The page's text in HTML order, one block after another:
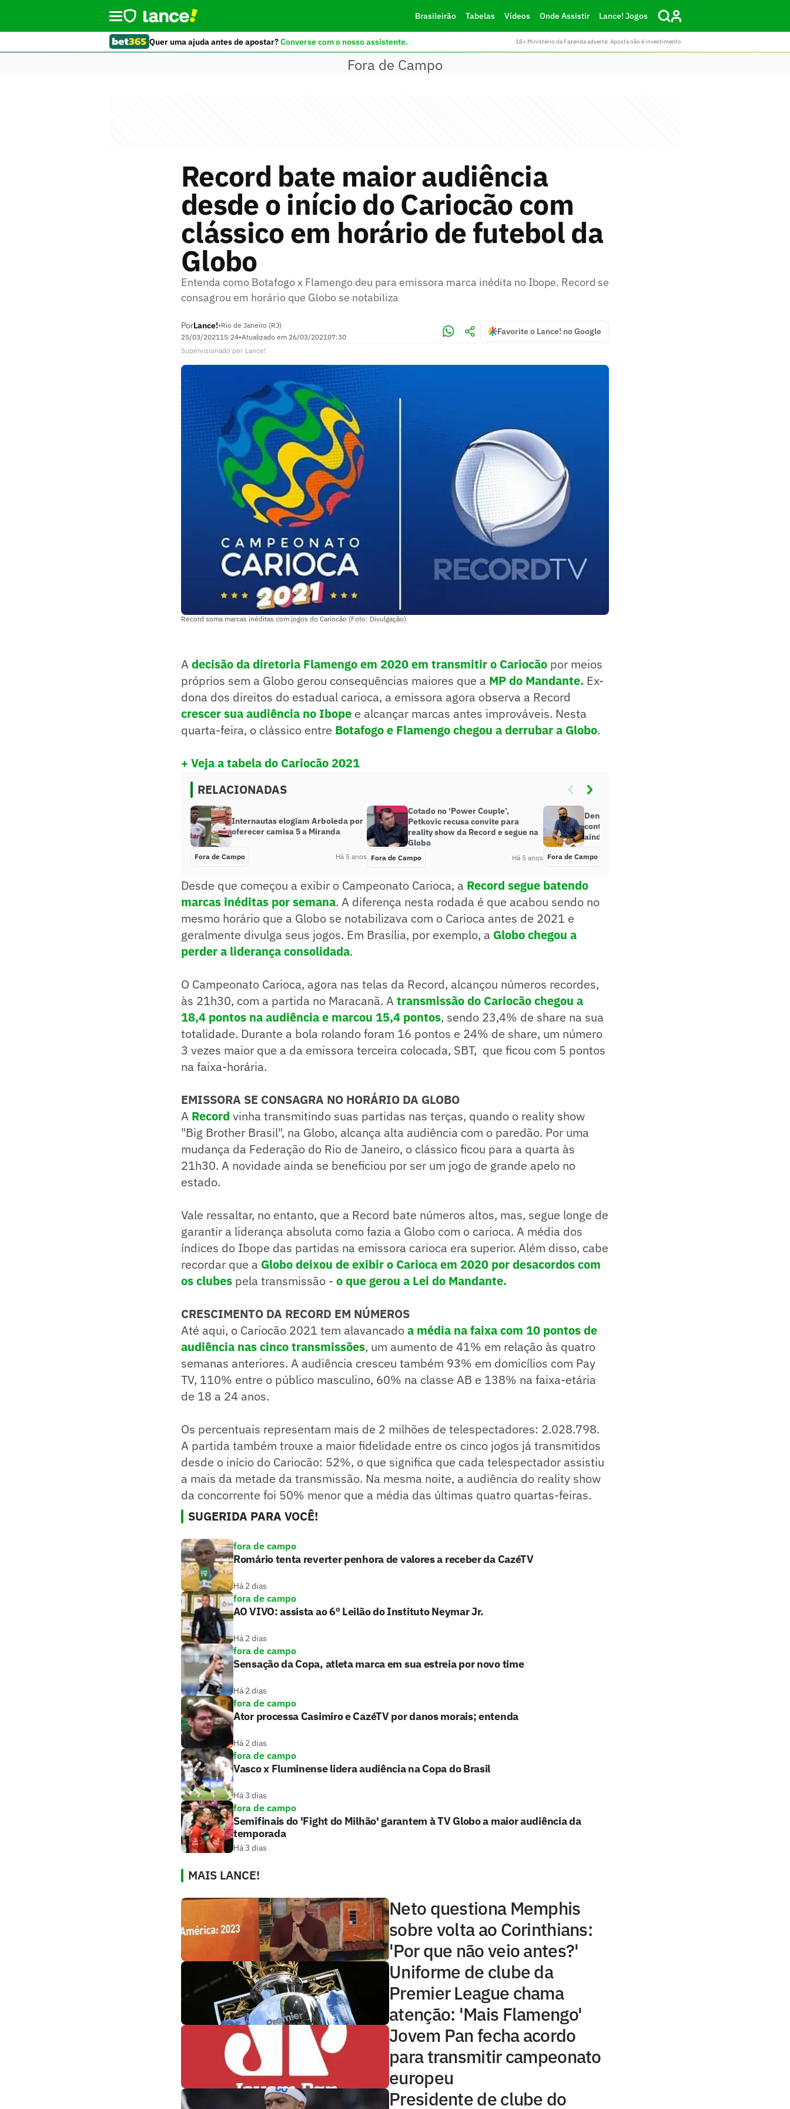
Brasileirão Tabelas Vídeos Onde Assistir Lance! Jogos
Quer uma ajuda antes de apostar?Converse com o nosso assistente. 18+ Ministério da Fazenda adverte: Aposta não é investimento
Fora de Campo
Record bate maior audiência
desde o início do Cariocão com
clássico em horário de futebol da
Globo
Entenda como Botafogo x Flamengo deu para emissora marca inédita no Ibope. Record se
consagrou em horário que Globo se notabiliza
PorLance!•Rio de Janeiro (RJ)
25/03/202115:24•Atualizado em 26/03/202107:30
Favorite o Lance! no Google
Supervisionado por Lance!
Record soma marcas inéditas com jogos do Cariocão (Foto: Divulgação)
Adecisão da diretoria Flamengo em 2020 em transmitir o Cariocão por meios
próprios sem a Globo gerou consequências maiores que a MP do Mandante. Ex-
dona dos direitos do estadual carioca, a emissora agora observa a Record
crescer sua audiência no Ibope e alcançar marcas antes improváveis. Nesta
quarta-feira, o clássico entre Botafogo e Flamengo chegou a derrubar a Globo.
+ Veja a tabela do Cariocão 2021
RELACIONADAS
Internautas elogiam Arboleda por
oferecer camisa 5 a Miranda
Fora de Campo Há 5 anos
Cotado no ‘Power Couple’,
Petkovic recusa convite para
reality show da Record e segue na
Globo
Fora de Campo Há 5 anos
Denilson comemora renovação de
contrato com a Band: ‘Crescer
ainda mais’
Fora de Campo
Desde que começou a exibir o Campeonato Carioca, a Record segue batendo
marcas inéditas por semana. A diferença nesta rodada é que acabou sendo no
mesmo horário que a Globo se notabilizava com o Carioca antes de 2021 e
geralmente divulga seus jogos. Em Brasília, por exemplo, a Globo chegou a
perder a liderança consolidada.
O Campeonato Carioca, agora nas telas da Record, alcançou números recordes,
às 21h30, com a partida no Maracanã. Atransmissão do Cariocão chegou a
18,4 pontos na audiência e marcou 15,4 pontos, sendo 23,4% de share na sua
totalidade. Durante a bola rolando foram 16 pontos e 24% de share, um número
3 vezes maior que a da emissora terceira colocada, SBT, que ficou com 5 pontos
na faixa-horária.
EMISSORA SE CONSAGRA NO HORÁRIO DA GLOBO
A Record vinha transmitindo suas partidas nas terças, quando o reality show
"Big Brother Brasil", na Globo, alcança alta audiência com o paredão. Por uma
mudança da Federação do Rio de Janeiro, o clássico ficou para a quarta às
21h30. A novidade ainda se beneficiou por ser um jogo de grande apelo no
estado.
Vale ressaltar, no entanto, que a Record bate números altos, mas, segue longe de
garantir a liderança absoluta como fazia a Globo com o carioca. A média dos
índices do Ibope das partidas na emissora carioca era superior. Além disso, cabe
recordar que a Globo deixou de exibir o Carioca em 2020 por desacordos com
os clubes pela transmissão - o que gerou a Lei do Mandante.
CRESCIMENTO DA RECORD EM NÚMEROS
Até aqui, o Cariocão 2021 tem alavancadoa média na faixa com 10 pontos de
audiência nas cinco transmissões, um aumento de 41% em relação às quatro
semanas anteriores. A audiência cresceu também 93% em domicílios com Pay
TV, 110% entre o público masculino, 60% na classe AB e 138% na faixa-etária
de 18 a 24 anos.
Os percentuais representam mais de 2 milhões de telespectadores: 2.028.798.
A partida também trouxe a maior fidelidade entre os cinco jogos já transmitidos
desde o início do Cariocão: 52%, o que significa que cada telespectador assistiu
a mais da metade da transmissão. Na mesma noite, a audiência do reality show
da concorrente foi 50% menor que a média das últimas quatro quartas-feiras.
SUGERIDA PARA VOCÊ!
fora de campo
Romário tenta reverter penhora de valores a receber da CazéTV
Há 2 dias
fora de campo
AO VIVO: assista ao 6º Leilão do Instituto Neymar Jr.
Há 2 dias
fora de campo
Sensação da Copa, atleta marca em sua estreia por novo time
Há 2 dias
fora de campo
Ator processa Casimiro e CazéTV por danos morais; entenda
Há 2 dias
fora de campo
Vasco x Fluminense lidera audiência na Copa do Brasil
Há 3 dias
fora de campo
Semifinais do 'Fight do Milhão' garantem à TV Globo a maior audiência da
temporada
Há 3 dias
MAIS LANCE!
Neto questiona Memphis
sobre volta ao Corinthians:
'Por que não veio antes?'
Uniforme de clube da
Premier League chama
atenção: 'Mais Flamengo'
Jovem Pan fecha acordo
para transmitir campeonato
europeu
Presidente de clube do